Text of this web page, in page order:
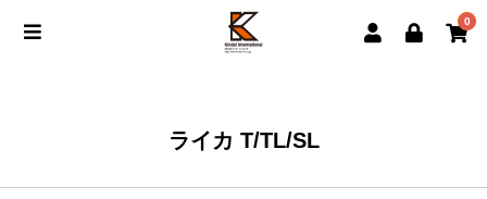
0
ライカ T/TL/SL